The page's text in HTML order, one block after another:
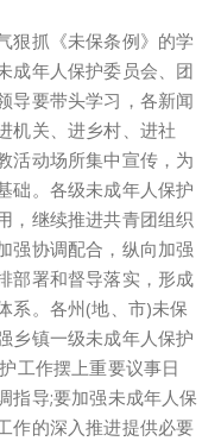
抓《未保条例》的学
成年人保护委员会、团
导要带头学习，各新闻
机关、进乡村、进社
活动场所集中宣传，为
础。各级未成年人保护
，继续推进共青团组织
强协调配合，纵向加强
部署和督导落实，形成
系。各州(地、市)未保
乡镇一级未成年人保护
工作摆上重要议事日
指导;要加强未成年人保
作的深入推进提供必要